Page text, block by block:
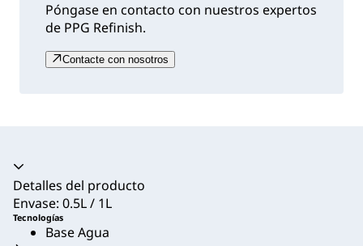
Póngase en contacto con nuestros expertos
de PPG Refinish.
Contacte con nosotros
Acordeón colapsado
Detalles del producto
Envase: 0.5L / 1L
Tecnologías
Base Agua